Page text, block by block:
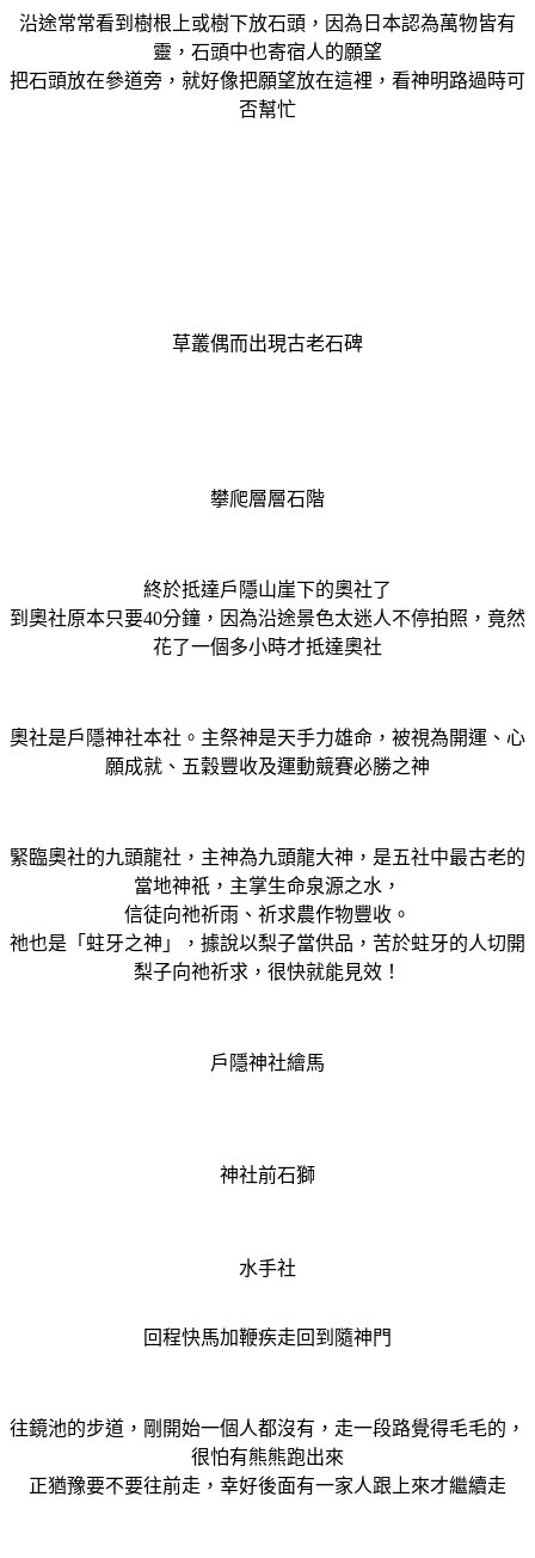
沿途常常看到樹根上或樹下放石頭，因為日本認為萬物皆有
靈， 石頭中也寄宿人的願望
把石頭放在參道旁，就好像把願望放在這裡，看神明路過時可
否幫忙
草叢偶而出現古老石碑
攀爬層層石階
終於抵達戶隱山崖下的奧社了
到奧社原本只要40分鐘，因為沿途景色太迷人不停拍照，竟然
花了一個多小時才抵達奧社
奧社是戶隱神社本社。主祭神是天手力雄命，被視為開運、心
願成就、五穀豐收及運動競賽必勝之神
緊臨奧社的九頭龍社，主神為九頭龍大神，是五社中最古老的
當地神祇，主掌生命泉源之水，
信徒向祂祈雨、祈求農作物豐收。
祂也是「蛀牙之神」，據說以梨子當供品，苦於蛀牙的人切開
梨子向祂祈求，很快就能見效！
戶隱神社繪馬
神社前石獅
水手社
回程快馬加鞭疾走回到隨神門
往鏡池的步道，剛開始一個人都沒有，走一段路覺得毛毛的 ，
很怕有熊熊跑出來
正猶豫要不要往前走，幸好後面有一家人跟上來才繼續走